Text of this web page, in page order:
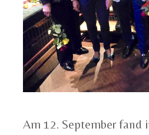
Am 12. September fand